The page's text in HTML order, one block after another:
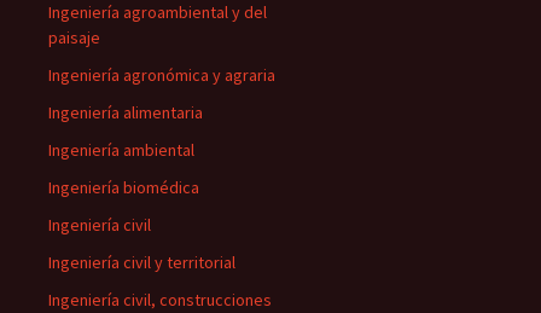
Ingeniería agroambiental y del
paisaje
Ingeniería agronómica y agraria
Ingeniería alimentaria
Ingeniería ambiental
Ingeniería biomédica
Ingeniería civil
Ingeniería civil y territorial
Ingeniería civil, construcciones